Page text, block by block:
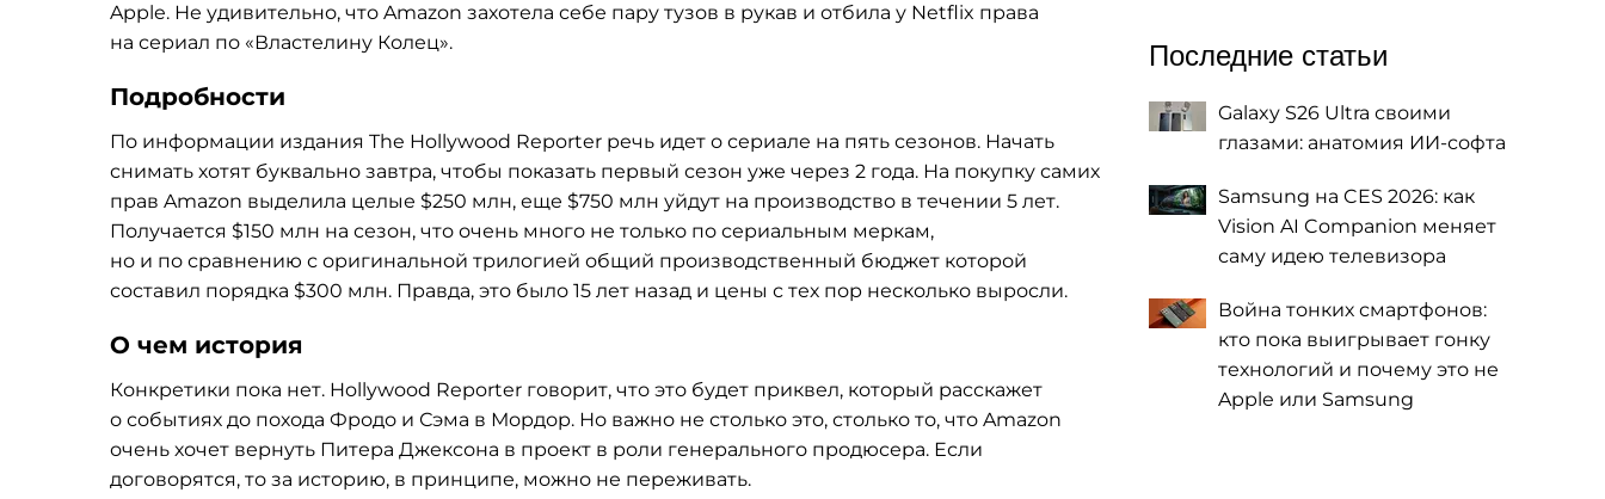
Apple. Не удивительно, что Amazon захотела себе пару тузов в рукав и отбила у Netflix права
на сериал по «Властелину Колец».
Подробности
По информации издания The Hollywood Reporter речь идет о сериале на пять сезонов. Начать
снимать хотят буквально завтра, чтобы показать первый сезон уже через 2 года. На покупку самих
прав Amazon выделила целые $250 млн, еще $750 млн уйдут на производство в течении 5 лет.
Получается $150 млн на сезон, что очень много не только по сериальным меркам,
но и по сравнению с оригинальной трилогией общий производственный бюджет которой
составил порядка $300 млн. Правда, это было 15 лет назад и цены с тех пор несколько выросли.
О чем история
Конкретики пока нет. Hollywood Reporter говорит, что это будет приквел, который расскажет
о событиях до похода Фродо и Сэма в Мордор. Но важно не столько это, столько то, что Amazon
очень хочет вернуть Питера Джексона в проект в роли генерального продюсера. Если
договорятся, то за историю, в принципе, можно не переживать.
Последние статьи
Galaxy S26 Ultra своими
глазами: анатомия ИИ-софта
Samsung на CES 2026: как
Vision AI Companion меняет
саму идею телевизора
Война тонких смартфонов:
кто пока выигрывает гонку
технологий и почему это не
Apple или Samsung